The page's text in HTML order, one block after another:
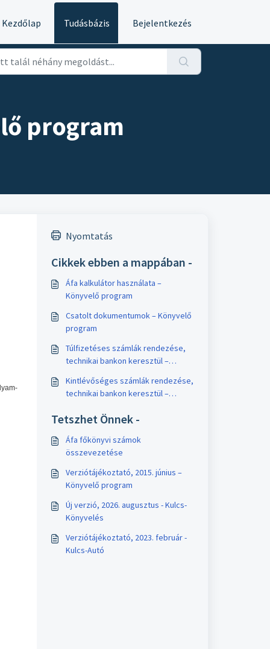
Kezdőlap Tudásbázis Bejelentkezés
program
Nyomtatás
Cikkek ebben a mappában -
Áfa kalkulátor használata –
Könyvelő program
Csatolt dokumentumok – Könyvelő
program
Túlfizetéses számlák rendezése,
technikai bankon keresztül –
Kintlévőséges számlák rendezése,
technikai bankon keresztül –
Tetszhet Önnek -
Áfa főkönyvi számok
összevezetése
Verziótájékoztató, 2015. június –
Könyvelő program
Új verzió, 2026. augusztus - Kulcs-
Könyvelés
Verziótájékoztató, 2023. február -
Kulcs-Autó